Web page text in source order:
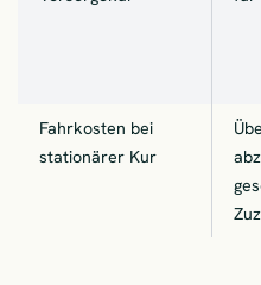
Fahrkosten bei
stationärer Kur